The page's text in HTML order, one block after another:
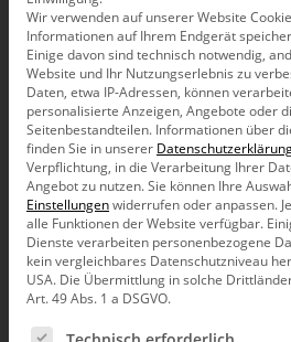
Bissantz News
Wir verwenden auf unserer Website
Informationen auf Ihrem Endgerät
Einige davon sind technisch notwendig,
Website und Ihr Nutzungserlebnis zu
Daten, etwa IP-Adressen, können
personalisierte Anzeigen, Angebote oder
Seitenbestandteilen. Informationen über
finden Sie in unserer
Verpflichtung, in die Verarbeitung Ihrer
Angebot zu nutzen.Sie können Ihre
Einstellungenwiderrufen oder anpassen.
alle Funktionen der Website verfügbar.
Dienste verarbeiten personenbezogene
kein vergleichbares Datenschutzniveau
USA. Die Übermittlung in solche
Art. 49 Abs. 1 a DSGVO.
Es folgt eine Liste der